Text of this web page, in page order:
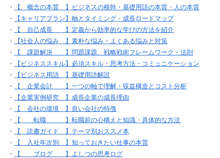
・
【 概念の本質 】ビジネスの根幹・基礎用語の本質・人の本質
・
【キャリアプラン】軸とタイミング・成長ロードマップ
・
【 自己成長 】定義から効率的な学びの方法を紹介
・
【社会人の悩み 】素朴な悩み・よくある悩みと対策
・
【 課題解決 】問題課題、戦略戦術フレームワーク・法則
・
【ビジネススキル】必須スキル・思考方法・コミュニケーション
・
【ビジネス用語 】基礎用語解説
・
【 企業会計 】一つの軸で理解・収益構造とコスト分析
・
【企業実例研究 】成長企業の成長理由
・
【 会社の環境 】良い会社の特徴
・
【 転職 】転職前の心構えと知識・具体的な方法
・
【 読書ガイド 】テーマ別おススメ本
・
【 入社年次別 】知っておきたい仕事の本質
・
【 ブログ 】よしつの思考ログ